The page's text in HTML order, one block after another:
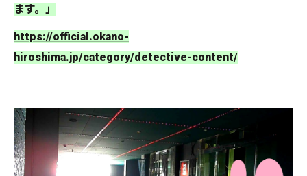
ます。」
https://official.okano-
hiroshima.jp/category/detective-content/